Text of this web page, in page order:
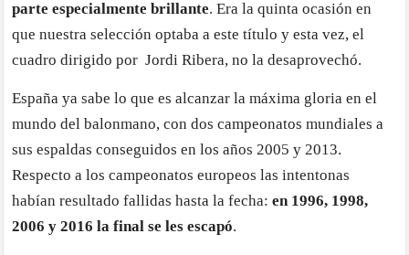
parte especialmente brillante. Era la quinta ocasión en
que nuestra selección optaba a este título y esta vez, el
cuadro dirigido por Jordi Ribera, no la desaprovechó.
España ya sabe lo que es alcanzar la máxima gloria en el
mundo del balonmano, con dos campeonatos mundiales a
sus espaldas conseguidos en los años 2005 y 2013.
Respecto a los campeonatos europeos las intentonas
habían resultado fallidas hasta la fecha:en 1996, 1998,
2006 y 2016 la final se les escapó.